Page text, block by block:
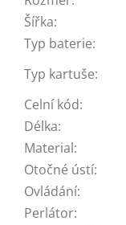
Šířka:
Typ baterie:
Typ kartuše:
Celní kód:
Délka:
Material:
Otočné ústí:
Ovládání:
Perlátor: